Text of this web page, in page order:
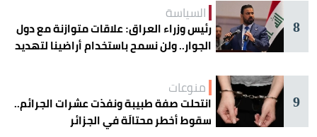
8
السياسة
رئيس وزراء العراق: علاقات متوازنة مع دول
الجوار.. ولن نسمح باستخدام أراضينا لتهديد
9
منوعات
انتحلت صفة طبيبة ونفذت عشرات الجرائم..
سقوط أخطر محتالَة في الجزائر